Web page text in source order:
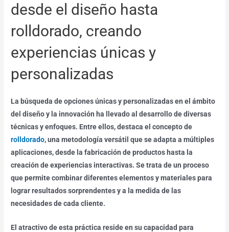
desde el diseño hasta
rolldorado, creando
experiencias únicas y
personalizadas
La búsqueda de opciones únicas y personalizadas en el ámbito
del diseño y la innovación ha llevado al desarrollo de diversas
técnicas y enfoques. Entre ellos, destaca el concepto de
rolldorado, una metodología versátil que se adapta a múltiples
aplicaciones, desde la fabricación de productos hasta la
creación de experiencias interactivas. Se trata de un proceso
que permite combinar diferentes elementos y materiales para
lograr resultados sorprendentes y a la medida de las
necesidades de cada cliente.
El atractivo de esta práctica reside en su capacidad para